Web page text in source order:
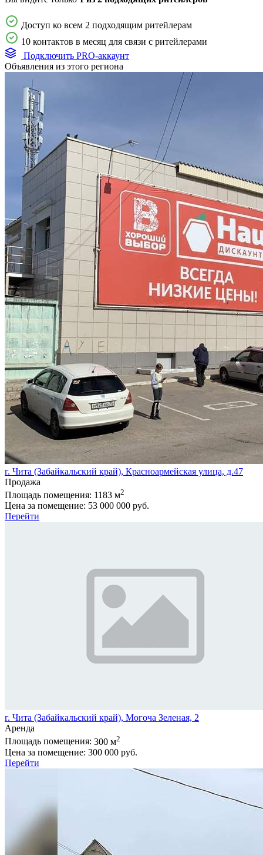
Доступ ко всем 2 подходящим ритейлерам
10 контактов в месяц для связи с ритейлерами
Подключить PRO-аккаунт
Объявления из этого региона
г. Чита (Забайкальский край), Красноармейская улица, д.47
Продажа
Площадь помещения: 1183 м2
Цена за помещение: 53 000 000 руб.
Перейти
г. Чита (Забайкальский край), Могоча Зеленая, 2
Аренда
Площадь помещения: 300 м2
Цена за помещение: 300 000 руб.
Перейти